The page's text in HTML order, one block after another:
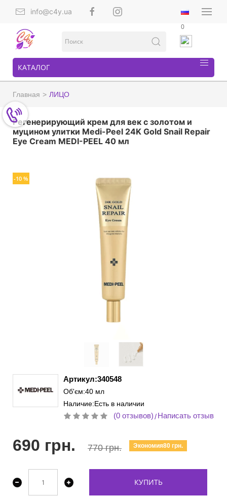
info@c4y.ua
0
КАТАЛОГ
Главная ЛИЦО
Регенерирующий крем для век с золотом и
муцином улитки Medi-Peel 24K Gold Snail Repair
Eye Cream MEDI-PEEL 40 мл
-10 %
Артикул:340548
Об'єм:40 мл
Наличие:Есть в наличии
(0 отзывов)/Написать отзыв
690 грн. 770 грн. Экономия80 грн.
КУПИТЬ